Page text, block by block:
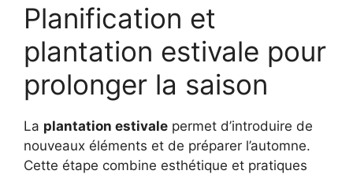
Planification et
plantation estivale pour
prolonger la saison
La plantation estivale permet d’introduire de
nouveaux éléments et de préparer l’automne.
Cette étape combine esthétique et pratiques